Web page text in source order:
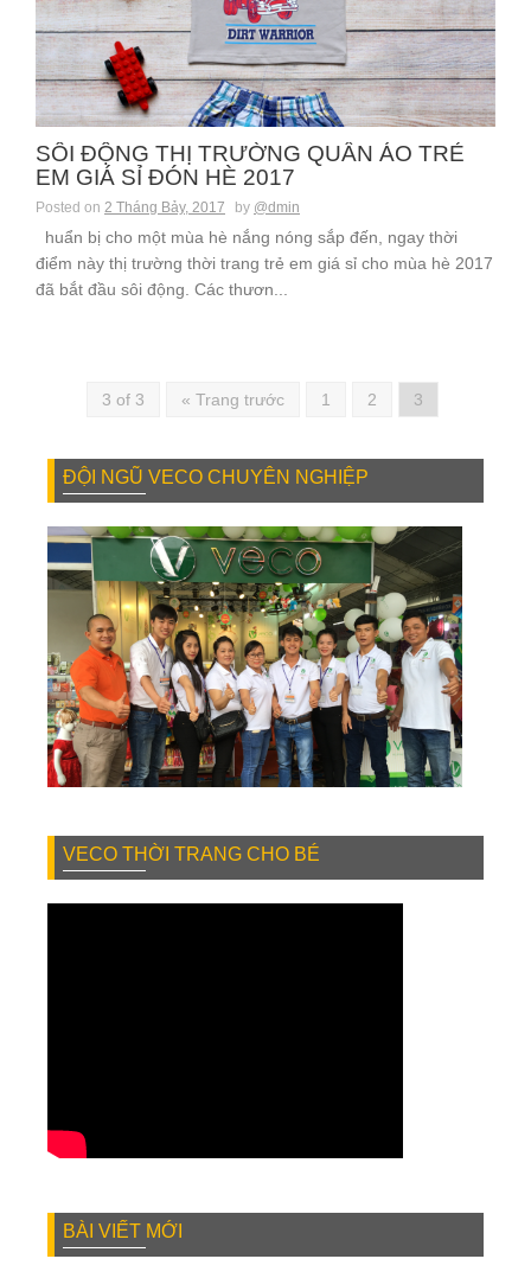
SÔI ĐỘNG THỊ TRƯỜNG QUẦN ÁO TRẺ
EM GIÁ SỈ ĐÓN HÈ 2017
Posted on 2 Tháng Bảy, 2017 by @dmin
huẩn bị cho một mùa hè nắng nóng sắp đến, ngay thời
điểm này thị trường thời trang trẻ em giá sỉ cho mùa hè 2017
đã bắt đầu sôi động. Các thươn...
3 of 3 « Trang trước 1 2 3
ĐỘI NGŨ VECO CHUYÊN NGHIỆP
VECO THỜI TRANG CHO BÉ
BÀI VIẾT MỚI